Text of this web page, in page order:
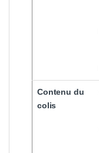
Contenu du
colis